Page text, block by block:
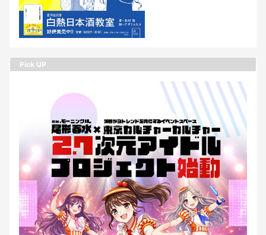
Pick UP